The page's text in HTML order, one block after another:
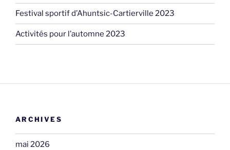
Festival sportif d’Ahuntsic-Cartierville 2023
Activités pour l’automne 2023
ARCHIVES
mai 2026